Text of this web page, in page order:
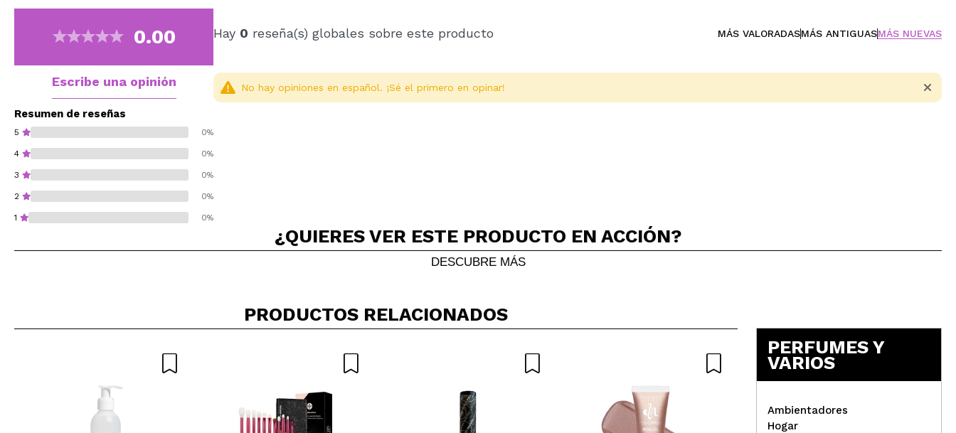
0.00
Escribe una opinión
Resumen de reseñas
5 0%
4 0%
3 0%
2 0%
1 0%
Hay 0 reseña(s) globales sobre este producto MÁS VALORADASMÁS ANTIGUASMÁS NUEVAS
Compartir un vídeo o una foto
Tu vídeo podría ser el primero. Imagínatelo...
ENVIAR
No hay opiniones en español. ¡Sé el primero en opinar!
¿QUIERES VER ESTE PRODUCTO EN ACCIÓN?
DESCUBRE MÁS
PRODUCTOS RELACIONADOS
PERFUMES Y
VARIOS
Ambientadores
Hogar